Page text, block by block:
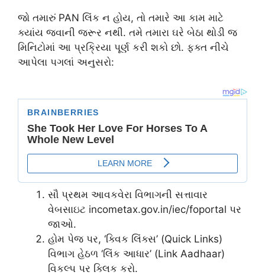
જો તમારું PAN લિંક ન હોય, તો તમારે આ કામ માટે
ક્યાંય જવાની જરૂર નથી. તમે તમારા ઘરે બેઠા થોડી જ
મિનિટોમાં આ પ્રક્રિયા પૂર્ણ કરી શકો છો. ફક્ત નીચે
આપેલા પગલાં અનુસરો:
સૌ પ્રથમ આવકવેરા વિભાગની સત્તાવાર
વેબસાઇટ incometax.gov.in/iec/foportal પર
જાઓ.
હોમ પેજ પર, ‘ક્વિક લિંક્સ’ (Quick Links)
વિભાગ હેઠળ ‘લિંક આધાર’ (Link Aadhaar)
વિકલ્પ પર ક્લિક કરો.